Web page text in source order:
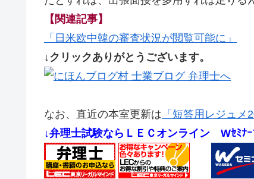
【関連記事】
「日米欧中韓の審査状況が閲覧可能に」
↓クリックありがとうございます。
なお、直近の本室更新は 「短答用レジュメ
↓弁理士試験ならＬＥＣオンライン
Wｾﾐﾅ